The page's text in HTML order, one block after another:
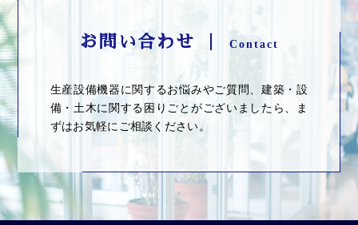
お問い合わせ ｜ Contact
生産設備機器に関するお悩みやご質問、建築・設
備・土木に関する困りごとがございましたら、ま
ずはお気軽にご相談ください。